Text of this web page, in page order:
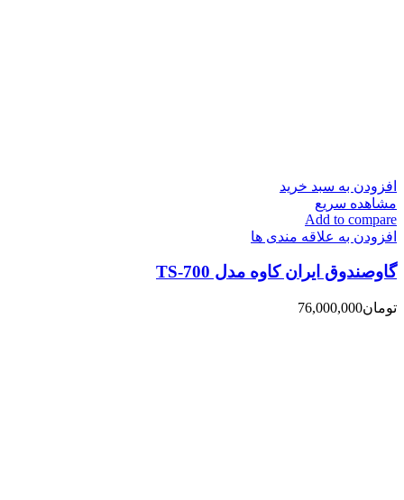
افزودن به سبد خرید
مشاهده سریع
Add to compare
افزودن به علاقه مندی ها
گاوصندوق ایران کاوه مدل TS-700
تومان76,000,000